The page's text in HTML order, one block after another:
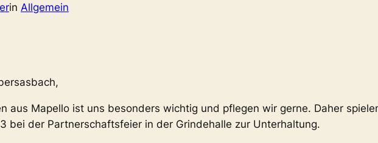
in Allgemein
aus Mapello ist uns besonders wichtig und pflegen wir gerne. Daher
bei der Partnerschaftsfeier in der Grindehalle zur Unterhaltung.